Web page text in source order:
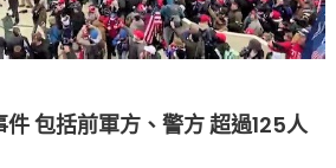
包括前軍方、警方 超過125人